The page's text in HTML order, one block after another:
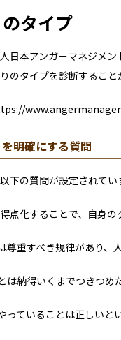
タイプ
日本アンガーマネジメ
のタイプを診断すること
明確にする質問
下の質問が設定されてい
点化することで、自身の
尊重すべき規律があり、
は納得いくまでつきつめ
っていることは正しいと